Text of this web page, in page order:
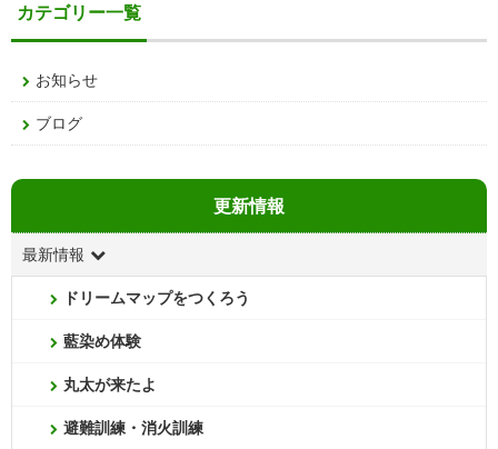
カテゴリー一覧
お知らせ
ブログ
更新情報
最新情報
ドリームマップをつくろう
藍染め体験
丸太が来たよ
避難訓練・消火訓練